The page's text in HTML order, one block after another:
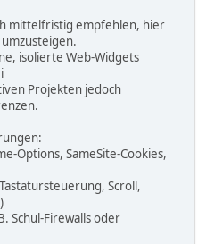
mittelfristig empfehlen, hier
isolierte Web-Widgets
Projekten jedoch
Options, SameSite-Cookies,
Scroll,
Schul-Firewalls oder